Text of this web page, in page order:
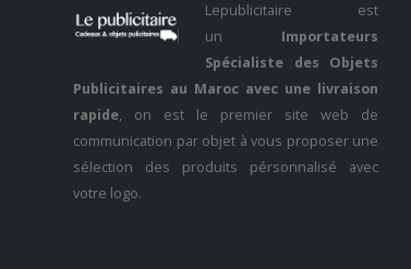
Lepublicitaire est
un Importateurs
Spécialiste des Objets
Publicitaires au Maroc avec une livraison
rapide, on est le premier site web de
communication par objet à vous proposer une
sélection des produits pérsonnalisé avec
votre logo.